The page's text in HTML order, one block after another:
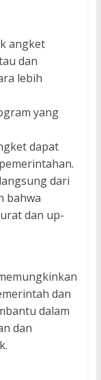
angket
dan
lebih
yang
dapat
dari
bahwa
dan up-
dan
dalam
dan